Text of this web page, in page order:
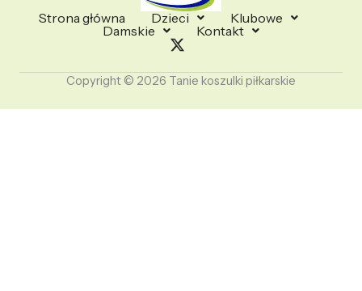
Strona główna Dzieci
Klubowe
Damskie
Kontakt
Copyright © 2026 Tanie koszulki piłkarskie